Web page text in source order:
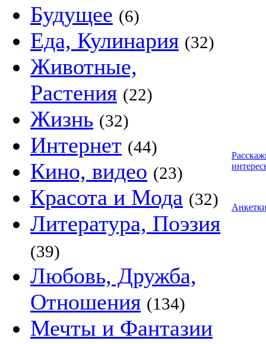
Будущее (6)
Еда, Кулинария (32)
Животные,
Растения (22)
Жизнь (32)
Интернет (44)
Кино, видео (23)
Красота и Мода (32)
Литература, Поэзия
(39)
Любовь, Дружба,
Отношения (134)
Мечты и Фантазии